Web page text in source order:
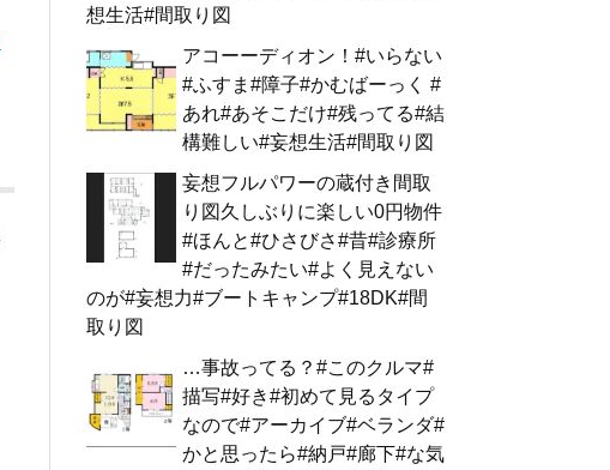
想生活#間取り図
アコーーディオン！#いらない
#ふすま#障子#かむばーっく #
あれ#あそこだけ#残ってる#結
構難しい#妄想生活#間取り図
妄想フルパワーの蔵付き間取
り図久しぶりに楽しい0円物件
#ほんと#ひさびさ#昔#診療所
#だったみたい#よく見えない
のが#妄想力#ブートキャンプ#18DK#間
取り図
…事故ってる？#このクルマ#
描写#好き#初めて見るタイプ
なので#アーカイブ#ベランダ#
かと思ったら#納戸#廊下#な気